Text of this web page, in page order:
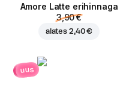
Amore Latte erihinnaga
3,90 €
alates 2,40 €
uus